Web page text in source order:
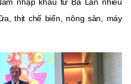
thịt chế biến, nông sản, máy